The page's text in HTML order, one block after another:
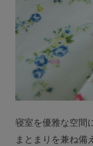
寝室を優雅な空間
まとまりを兼ね備